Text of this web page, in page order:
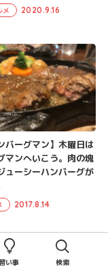
メ 2020.9.16
バーグマン】木曜日は
マンへいこう。肉の塊
ューシーハンバーグが
2017.8.14
い事 検索